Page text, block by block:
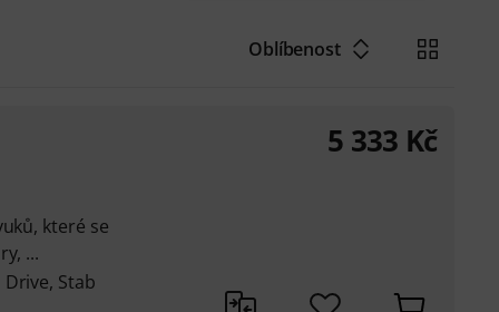
Oblíbenost
které se
...
Stab
5 333 Kč